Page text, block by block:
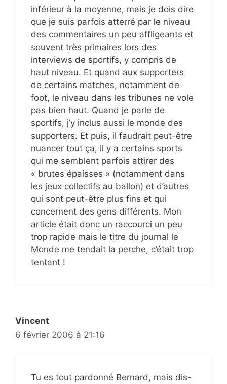
inférieur à la moyenne, mais je dois dire
que je suis parfois atterré par le niveau
des commentaires un peu affligeants et
souvent très primaires lors des
interviews de sportifs, y compris de
haut niveau. Et quand aux supporters
de certains matches, notamment de
foot, le niveau dans les tribunes ne vole
pas bien haut. Quand je parle de
sportifs, j’y inclus aussi le monde des
supporters. Et puis, il faudrait peut-être
nuancer tout ça, il y a certains sports
qui me semblent parfois attirer des
« brutes épaisses » (notamment dans
les jeux collectifs au ballon) et d’autres
qui sont peut-être plus fins et qui
concernent des gens différents. Mon
article était donc un raccourci un peu
trop rapide mais le titre du journal le
Monde me tendait la perche, c’était trop
tentant !
Vincent
6 février 2006 à 21:16
Tu es tout pardonné Bernard, mais dis-